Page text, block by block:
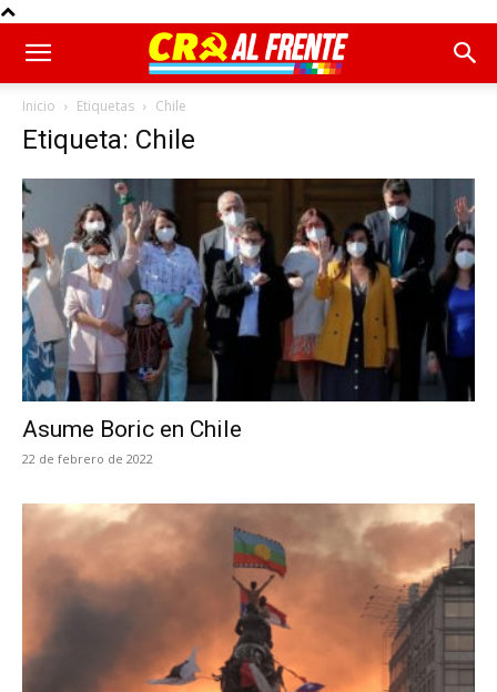
Inicio Etiquetas Chile
Etiqueta: Chile
Asume Boric en Chile
22 de febrero de 2022